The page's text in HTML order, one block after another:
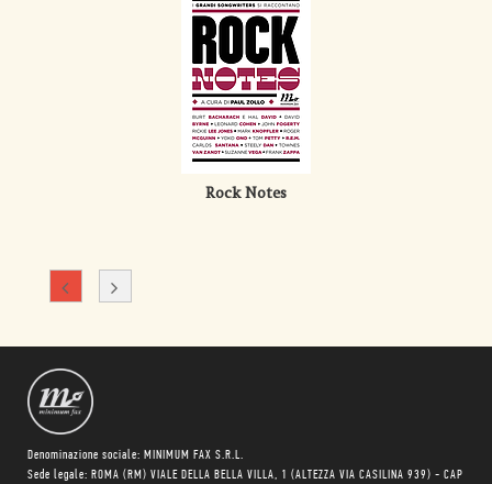
Rock Notes
Denominazione sociale: MINIMUM FAX S.R.L.
Sede legale: ROMA (RM) VIALE DELLA BELLA VILLA, 1 (ALTEZZA VIA CASILINA 939) - CAP